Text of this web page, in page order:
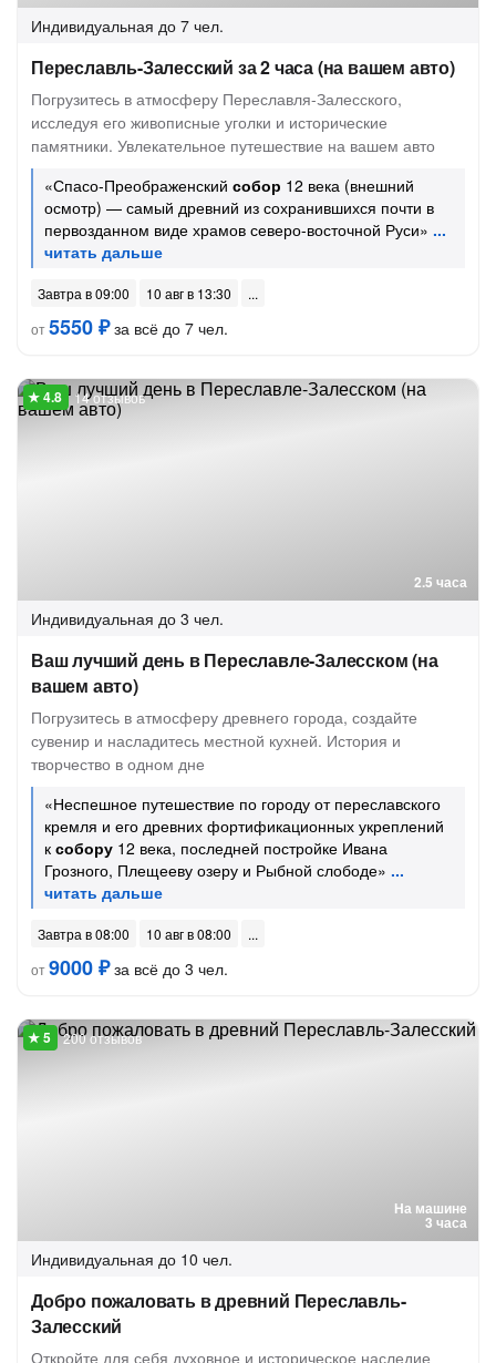
Индивидуальная до 7 чел.
Переславль-Залесский за 2 часа (на вашем авто)
Погрузитесь в атмосферу Переславля-Залесского,
исследуя его живописные уголки и исторические
памятники. Увлекательное путешествие на вашем авто
«Спасо-Преображенский собор 12 века (внешний
осмотр) — самый древний из сохранившихся почти в
первозданном виде храмов северо-восточной Руси»
Завтра в 09:00
10 авг в 13:30
от5550 ₽за всё до 7 чел.
2.5 часа
14 отзывов
Индивидуальная до 3 чел.
Ваш лучший день в Переславле-Залесском (на
вашем авто)
Погрузитесь в атмосферу древнего города, создайте
сувенир и насладитесь местной кухней. История и
творчество в одном дне
«Неспешное путешествие по городу от переславского
кремля и его древних фортификационных укреплений
к собору 12 века, последней постройке Ивана
Грозного, Плещееву озеру и Рыбной слободе»
Завтра в 08:00
10 авг в 08:00
от9000 ₽за всё до 3 чел.
На машине
3 часа
200 отзывов
Индивидуальная до 10 чел.
Добро пожаловать в древний Переславль-
Залесский
Откройте для себя духовное и историческое наследие